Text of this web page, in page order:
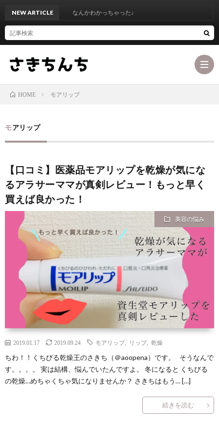
ロ
グ
セ
ト
最
初
ん
ほ
し
い
事
お
せ
ゴ
ー
一
覧
イ
マ
ッ
プ
プ
イ
バ
シ
ポ
NEW ARTICLE なんかわかっちゃった♩
HOME モアリップ
モアリップ
【口コミ】医薬品モアリップを乾燥が気にな
るアラサーママが真剣レビュー！もっと早く
買えば良かった！
美容の悩み
2019.01.17 2019.09.24 モアリップ, リップ, 乾燥
ちわ！！くちびる乾燥王のさきち（＠aoopena）です。 そうなんで
す。。。。 実は結構、悩んでいたんですよ。 冬になると くちびる
の乾燥…めちゃくちゃ気になりませんか？ さきちはもう… […]
続きを読む